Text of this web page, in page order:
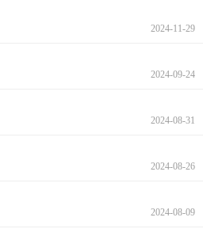
2024-11-29
2024-09-24
2024-08-31
2024-08-26
2024-08-09